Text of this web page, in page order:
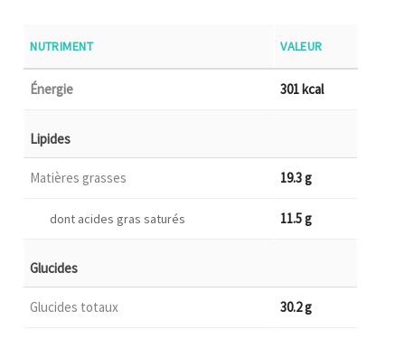
NUTRIMENT VALEUR
Énergie 301 kcal
Lipides
Matières grasses 19.3 g
dont acides gras saturés 11.5 g
Glucides
Glucides totaux 30.2 g